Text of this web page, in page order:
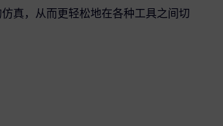
真，从而更轻松地在各种工具之间切